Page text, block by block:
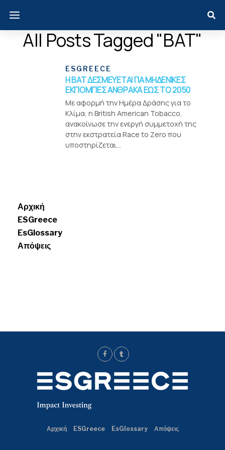
All Posts Tagged "BAT"
ESGREECE
H ΒΑΤ ΔΕΣΜΕΥΕΤΑΙ ΓΙΑ ΜΗΔΕΝΙΚΕΣ
ΕΚΠΟΜΠΕΣ ΑΝΘΡΑΚΑ ΕΩΣ ΤΟ 2050
Με αφορμή την Ημέρα Δράσης για το
Κλίμα, η British American Tobacco,
ανακοίνωσε την ενεργή συμμετοχή της
στην εκστρατεία Race to Zero που
υποστηρίζεται...
Αρχική
ESGreece
EsGlossary
Απόψεις
Αρχική ESGreece EsGlossary Απόψεις